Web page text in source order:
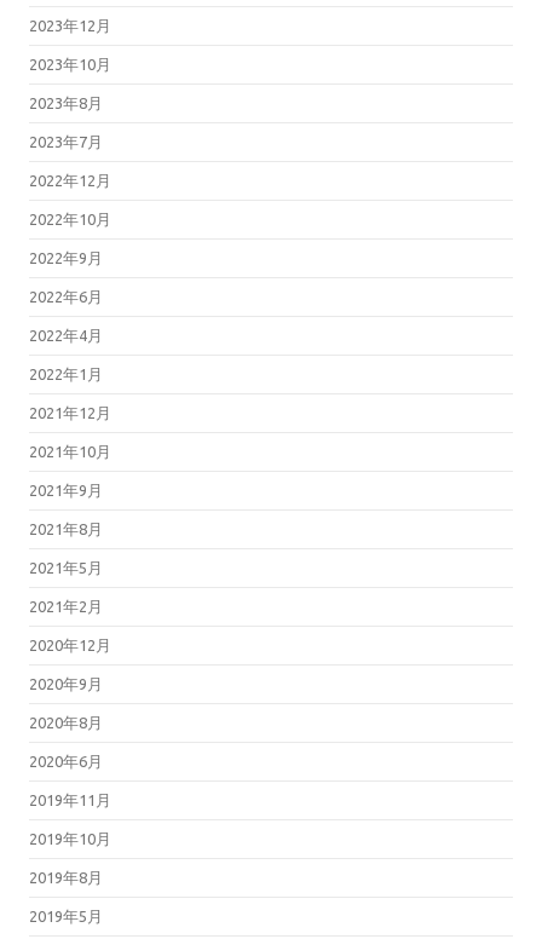
2023年12月
2023年10月
2023年8月
2023年7月
2022年12月
2022年10月
2022年9月
2022年6月
2022年4月
2022年1月
2021年12月
2021年10月
2021年9月
2021年8月
2021年5月
2021年2月
2020年12月
2020年9月
2020年8月
2020年6月
2019年11月
2019年10月
2019年8月
2019年5月